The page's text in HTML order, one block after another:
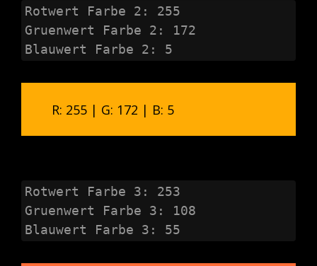
Rotwert Farbe 2: 255
Gruenwert Farbe 2: 172
Blauwert Farbe 2: 5
R: 255 | G: 172 | B: 5
Rotwert Farbe 3: 253
Gruenwert Farbe 3: 108
Blauwert Farbe 3: 55